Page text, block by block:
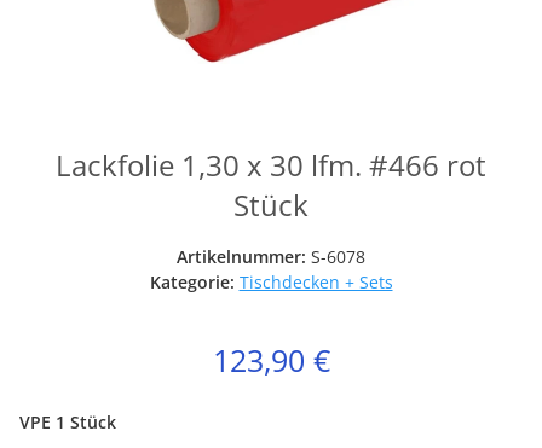
Lackfolie 1,30 x 30 lfm. #466 rot
Stück
Artikelnummer: S-6078
Kategorie: Tischdecken + Sets
123,90 €
VPE 1 Stück